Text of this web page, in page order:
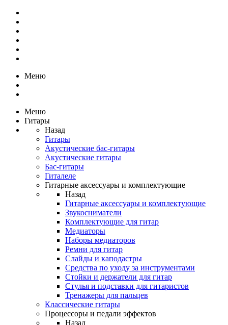
Меню
Меню
Гитары
Назад
Гитары
Акустические бас-гитары
Акустические гитары
Бас-гитары
Гиталеле
Гитарные аксессуары и комплектующие
Назад
Гитарные аксессуары и комплектующие
Звукосниматели
Комплектующие для гитар
Медиаторы
Наборы медиаторов
Ремни для гитар
Слайды и каподастры
Средства по уходу за инструментами
Стойки и держатели для гитар
Стулья и подставки для гитаристов
Тренажеры для пальцев
Классические гитары
Процессоры и педали эффектов
Назад